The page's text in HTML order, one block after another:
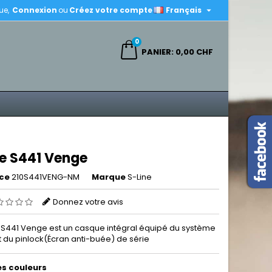
Français 
Connexion ou Créez votre compte
PANIER
0
0,00 CHF
S441 Venge
210S441VENG-NM MarqueS-Line
Donnez votre avis
S441 Venge est un casque intégral équipé du système
du pinlock(Écran anti-buée) de série
couleurs